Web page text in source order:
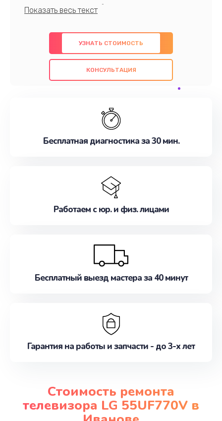
профессионалов с обширными знаниями и
предлагаем быстрый и качественный ремонт с
использованием оригинальных компонентов, а
также гарантируем качество всех
проведенных работ. Наша цель - предоставить
наилучшим образом. Не медлите записаться на
УЗНАТЬ СТОИМОСТЬ
КОНСУЛЬТАЦИЯ
Бесплатная диагностика за 30 мин.
Работаем с юр. и физ. лицами
Бесплатный выезд мастера за 40 минут
Гарантия на работы и запчасти - до 3-х лет
Стоимость ремонта
телевизора LG 55UF770V в